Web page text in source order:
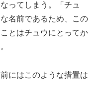
ってしまう。「チュ
名前であるため、この
とはチュウにとってか
にはこのような措置は